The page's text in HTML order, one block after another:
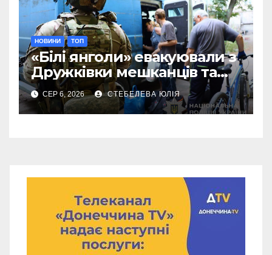
НОВИНИ ТОП
«Білі янголи» евакуювали з
Дружківки мешканців та
їхніх домашніх улюбленців
СЕР 6, 2026 СТЕБЕЛЕВА ЮЛІЯ